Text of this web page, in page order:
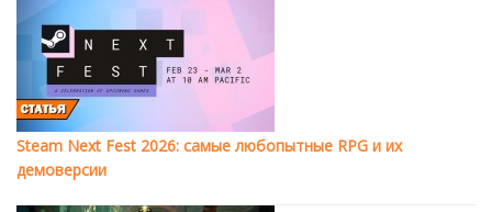
Steam Next Fest 2026: самые любопытные RPG и их
демоверсии